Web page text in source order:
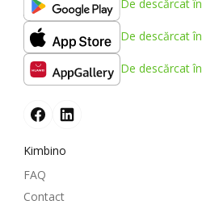
De descărcat în
De descărcat în
De descărcat în
Kimbino
FAQ
Contact